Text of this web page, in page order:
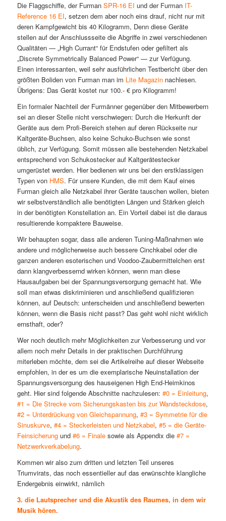
Die Flaggschiffe, der Furman SPR-16 EI und der Furman IT-
Reference 16 EI, setzen dem aber noch eins drauf, nicht nur mit
deren Kampfgewicht bis 40 Kilogramm, Denn diese Geräte
stellen auf der Anschlussseite die Abgriffe in zwei verschiedenen
Qualitäten —„High Currant“ für Endstufen oder gefiltert als
„Discrete Symmetrically Balanced Power“ —zur Verfügung.
Einen interessanten, weil sehr ausführlichen Testbericht über den
größten Boliden von Furman man im Lite Magazinnachlesen.
Übrigens: Das Gerät kostet nur 100.- € pro Kilogramm!
Ein formaler Nachteil der Furmänner gegenüber den Mitbewerbern
sei an dieser Stelle nicht verschwiegen: Durch die Herkunft der
Geräte aus dem Profi-Bereich stehen auf deren Rückseite nur
Kaltgeräte-Buchsen, also keine Schuko-Buchsen wie sonst
üblich, zur Verfügung. Somit müssen alle bestehenden Netzkabel
entsprechend von Schukostecker auf Kaltgerätestecker
umgerüstet werden. Hier bedienen wir uns bei den erstklassigen
Typen von HMS. Für unsere Kunden, die mit dem Kauf eines
Furman gleich alle Netzkabel ihrer Geräte tauschen wollen, bieten
wir selbstverständlich alle benötigten Längen und Stärken gleich
in der benötigten Konstellation an. Ein Vorteil dabei ist die daraus
resultierende kompaktere Bauweise.
Wir behaupten sogar, dass alle anderen Tuning-Maßnahmen wie
andere und möglicherweise auch bessere Cinchkabel oder die
ganzen anderen esoterischen und Voodoo-Zaubermittelchen erst
dann klangverbessernd wirken können, wenn man diese
Hausaufgaben bei der Spannungsversorgung gemacht hat. Wie
soll man etwas diskriminieren und anschließend qualifizieren
können, auf Deutsch: unterscheiden und anschließend bewerten
können, wenn die Basis nicht passt? Das geht wohl nicht wirklich
ernsthaft, oder?
Wer noch deutlich mehr Möglichkeiten zur Verbesserung und vor
allem noch mehr Details in der praktischen Durchführung
miterleben möchte, dem sei die Artikelreihe auf dieser Webseite
empfohlen, in der es um die exemplarische Neuinstallation der
Spannungsversorgung des hauseigenen High End-Heimkinos
geht. Hier sind folgende Abschnitte nachzulesen: #0 = Einleitung,
#1 = Die Strecke vom Sicherungskasten bis zur Wandsteckdose,
#2 = Unterdrückung von Gleichspannung, #3 = Symmetrie für die
Sinuskurve, #4 = Steckerleisten und Netzkabel, #5 = die Geräte-
Feinsicherungund #6 = Finalesowie als Appendix die #7 =
Netzwerkverkabelung.
Kommen wir also zum dritten und letzten Teil unseres
Triumvirats, das noch essentieller auf das erwünschte klangliche
Endergebnis einwirkt, nämlich
3. die Lautsprecher und die Akustik des Raumes, in dem wir
Musik hören.